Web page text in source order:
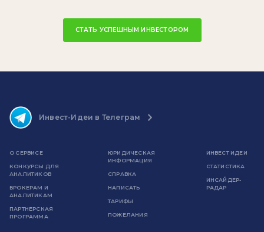
СТАТЬ УСПЕШНЫМ ИНВЕСТОРОМ
Инвест-Идеи в Телеграм
О СЕРВИСЕ
КОНКУРСЫ ДЛЯ
АНАЛИТИКОВ
БРОКЕРАМ И
АНАЛИТИКАМ
ПАРТНЕРСКАЯ
ПРОГРАММА
ЮРИДИЧЕСКАЯ
ИНФОРМАЦИЯ
СПРАВКА
НАПИСАТЬ
ТАРИФЫ
ПОЖЕЛАНИЯ
ИНВЕСТ ИДЕИ
СТАТИСТИКА
ИНСАЙДЕР-
РАДАР